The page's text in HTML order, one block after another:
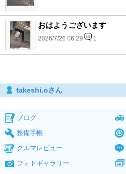
おはようございます
2026/7/26 06:29 1
takeshi.oさん
ブログ
整備手帳
クルマレビュー
フォトギャラリー